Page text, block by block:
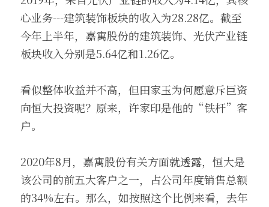
心业务---建筑装饰板块的收入为28.28亿。截至
今年上半年，嘉寓股份的建筑装饰、光伏产业链
板块收入分别是5.64亿和1.26亿。
看似整体收益并不高，但田家玉为何愿意斥巨资
向恒大投资呢？原来，许家印是他的“铁杆”客
户。
2020年8月，嘉寓股份有关方面就透露，恒大是
该公司的前五大客户之一，占公司年度销售总额
的34%左右。那么，如按照这个比例来看，去年